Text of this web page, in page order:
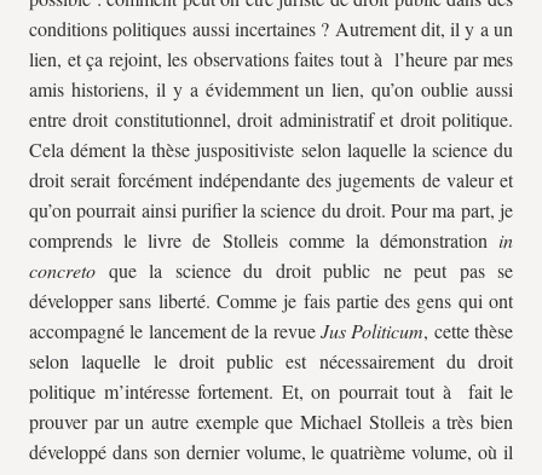
conditions politiques aussi incertaines ? Autrement dit, il y a un
lien, et ça rejoint, les observations faites tout à l’heure par mes
amis historiens, il y a évidemment un lien, qu’on oublie aussi
entre droit constitutionnel, droit administratif et droit politique.
Cela dément la thèse juspositiviste selon laquelle la science du
droit serait forcément indépendante des jugements de valeur et
qu’on pourrait ainsi purifier la science du droit. Pour ma part, je
comprends le livre de Stolleis comme la démonstration in
concreto que la science du droit public ne peut pas se
développer sans liberté. Comme je fais partie des gens qui ont
accompagné le lancement de la revueJus Politicum, cette thèse
selon laquelle le droit public est nécessairement du droit
politique m’intéresse fortement. Et, on pourrait tout à fait le
prouver par un autre exemple que Michael Stolleis a très bien
développé dans son dernier volume, le quatrième volume, où il